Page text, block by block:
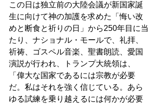
この日は独立前の大陸会議が新国家誕
生に向けて神の加護を求めた「悔い改
めと断食と祈りの日」から250年目に当
たり、ナショナル・モールで、礼拝、
祈祷、ゴスペル音楽、聖書朗読、愛国
演説が行われ、トランプ大統領は、
「偉大な国家であるには宗教が必要
だ。私はそれを強く信じている。あら
ゆる試練を乗り越えるには何かが必要